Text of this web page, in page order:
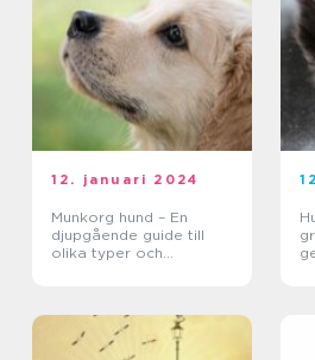
12. januari 2024
Munkorg hund – En
djupgående guide till
olika typer och